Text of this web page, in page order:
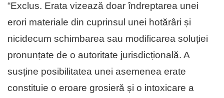
“Exclus. Erata vizează doar îndreptarea unei
erori materiale din cuprinsul unei hotărâri și
nicidecum schimbarea sau modificarea soluției
pronunțate de o autoritate jurisdicțională. A
susține posibilitatea unei asemenea erate
constituie o eroare grosieră și o intoxicare a